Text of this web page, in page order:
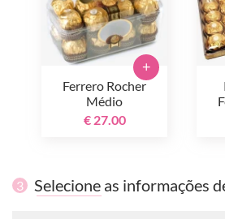
Ferrero Rocher
Médio
€ 27.00
+
3 Selecione as informações